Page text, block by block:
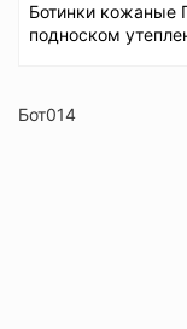
Ботинки кожаные
подноском
Бот014